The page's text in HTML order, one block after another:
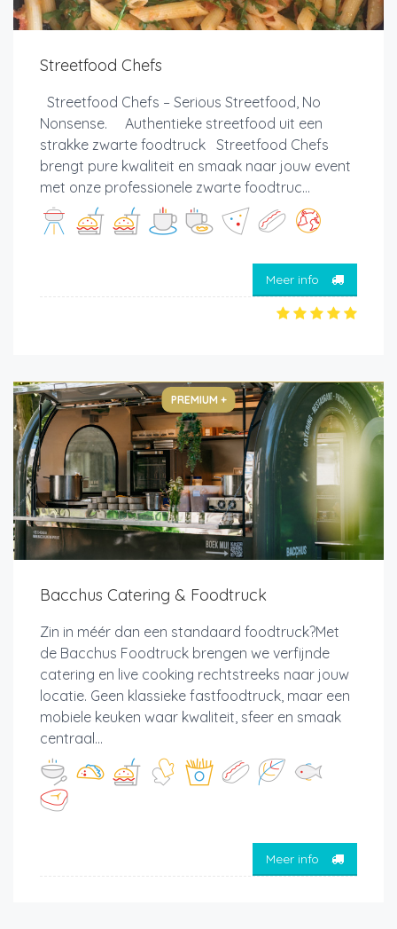
Streetfood Chefs
Streetfood Chefs – Serious Streetfood, No
Nonsense. Authentieke streetfood uit een
strakke zwarte foodtruck Streetfood Chefs
brengt pure kwaliteit en smaak naar jouw event
met onze professionele zwarte foodtruc...
Meer info
PREMIUM +
Bacchus Catering & Foodtruck
Zin in méér dan een standaard foodtruck?Met
de Bacchus Foodtruck brengen we verfijnde
catering en live cooking rechtstreeks naar jouw
locatie. Geen klassieke fastfoodtruck, maar een
mobiele keuken waar kwaliteit, sfeer en smaak
centraal...
Meer info